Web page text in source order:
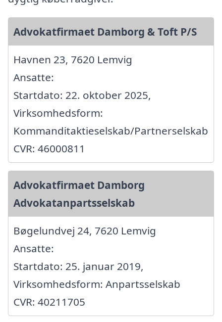
Advokatfirmaet Damborg & Toft P/S
Havnen 23, 7620 Lemvig
Ansatte:
Startdato: 22. oktober 2025,
Virksomhedsform:
Kommanditaktieselskab/Partnerselskab
CVR: 46000811
Advokatfirmaet Damborg
Advokatanpartsselskab
Bøgelundvej 24, 7620 Lemvig
Ansatte:
Startdato: 25. januar 2019,
Virksomhedsform: Anpartsselskab
CVR: 40211705